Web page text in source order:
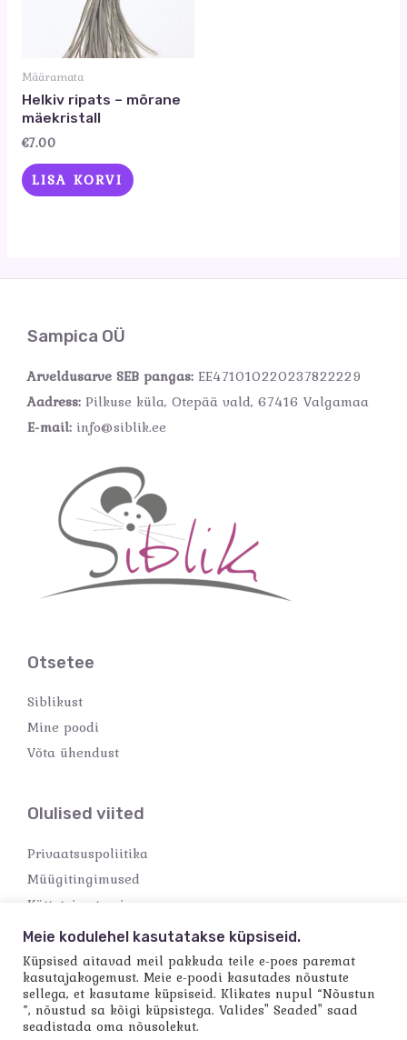
Määramata
Helkiv ripats – mõrane
mäekristall
€7.00
LISA KORVI
Sampica OÜ
Arveldusarve SEB pangas: EE471010220237822229
Aadress: Pilkuse küla, Otepää vald, 67416 Valgamaa
E-mail: info@siblik.ee
Otsetee
Siblikust
Mine poodi
Võta ühendust
Olulised viited
Privaatsuspoliitika
Müügitingimused
Kättetoimetamine
Makseviisid
Copyright © 2026 Käsitööpood Siblik
Meie kodulehel kasutatakse küpsiseid.
Küpsised aitavad meil pakkuda teile e-poes paremat
kasutajakogemust. Meie e-poodi kasutades nõustute
sellega, et kasutame küpsiseid. Klikates nupul “Nõustun
”, nõustud sa kõigi küpsistega. Valides" Seaded" saad
seadistada oma nõusolekut.